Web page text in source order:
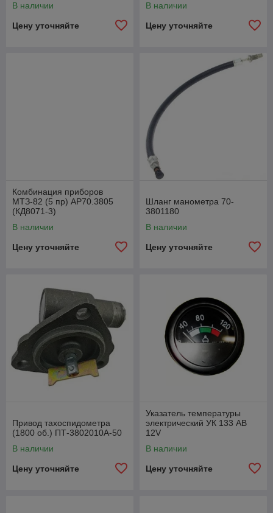
В наличии
Цену уточняйте
В наличии
Цену уточняйте
Комбинация приборов
МТЗ-82 (5 пр) АР70.3805
(КД8071-3)
В наличии
Цену уточняйте
Шланг манометра 70-
3801180
В наличии
Цену уточняйте
Привод тахоспидометра
(1800 об.) ПТ-3802010А-50
В наличии
Цену уточняйте
Указатель температуры
электрический УК 133 АВ
12V
В наличии
Цену уточняйте